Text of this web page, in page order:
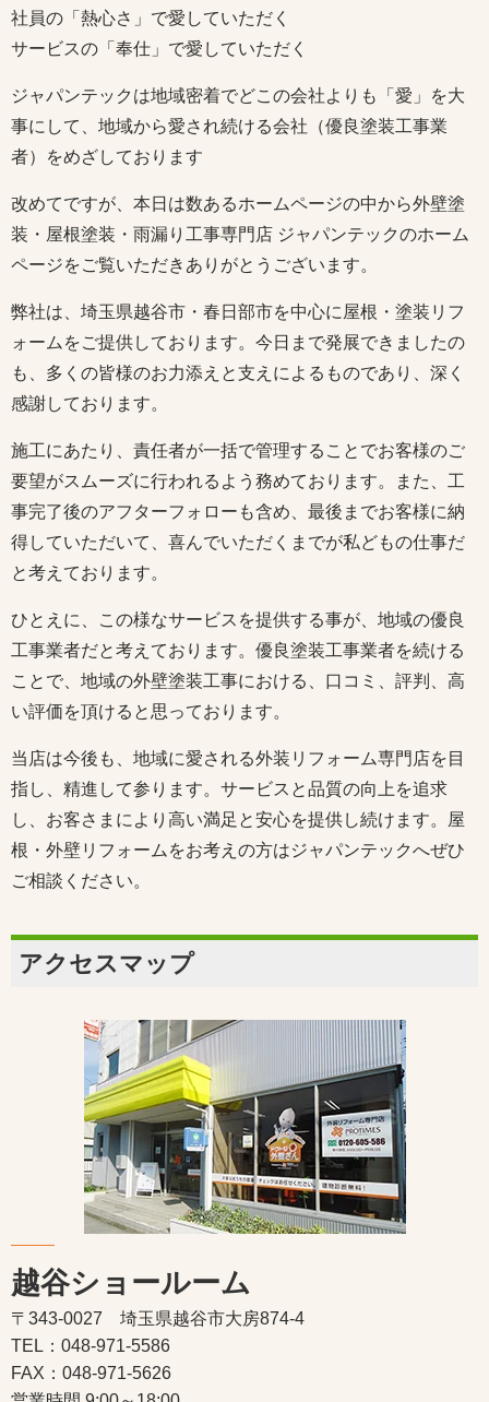
社員の「熱心さ」で愛していただく
サービスの「奉仕」で愛していただく
ジャパンテックは地域密着でどこの会社よりも「愛」を大
事にして、地域から愛され続ける会社（優良塗装工事業
者）をめざしております
改めてですが、本日は数あるホームページの中から外壁塗
装・屋根塗装・雨漏り工事専門店 ジャパンテックのホーム
ページをご覧いただきありがとうございます。
弊社は、埼玉県越谷市・春日部市を中心に屋根・塗装リフ
ォームをご提供しております。今日まで発展できましたの
も、多くの皆様のお力添えと支えによるものであり、深く
感謝しております。
施工にあたり、責任者が一括で管理することでお客様のご
要望がスムーズに行われるよう務めております。また、工
事完了後のアフターフォローも含め、最後までお客様に納
得していただいて、喜んでいただくまでが私どもの仕事だ
と考えております。
ひとえに、この様なサービスを提供する事が、地域の優良
工事業者だと考えております。優良塗装工事業者を続ける
ことで、地域の外壁塗装工事における、口コミ、評判、高
い評価を頂けると思っております。
当店は今後も、地域に愛される外装リフォーム専門店を目
指し、精進して参ります。サービスと品質の向上を追求
し、お客さまにより高い満足と安心を提供し続けます。屋
根・外壁リフォームをお考えの方はジャパンテックへぜひ
ご相談ください。
アクセスマップ
越谷ショールーム
〒343-0027 埼玉県越谷市大房874-4
TEL：048-971-5586
FAX：048-971-5626